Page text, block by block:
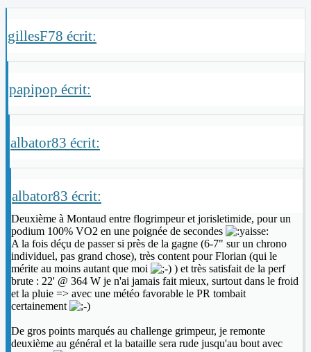
gillesF78 écrit:
papipop écrit:
albator83 écrit:
albator83 écrit:
Deuxième à Montaud entre flogrimpeur et jorisletimide, pour un
podium 100% VO2 en une poignée de secondes
A la fois déçu de passer si près de la gagne (6-7" sur un chrono
individuel, pas grand chose), très content pour Florian (qui le
mérite au moins autant que moi
) et très satisfait de la perf
brute : 22' @ 364 W je n'ai jamais fait mieux, surtout dans le froid
et la pluie => avec une météo favorable le PR tombait
certainement
De gros points marqués au challenge grimpeur, je remonte
deuxième au général et la bataille sera rude jusqu'au bout avec